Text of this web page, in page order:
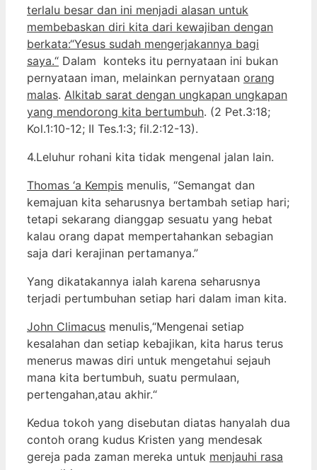
terlalu besar dan ini menjadi alasan untuk
membebaskan diri kita dari kewajiban dengan
berkata:“Yesus sudah mengerjakannya bagi
saya.“ Dalam konteks itu pernyataan ini bukan
pernyataan iman, melainkan pernyataan orang
malas. Alkitab sarat dengan ungkapan ungkapan
yang mendorong kita bertumbuh. (2 Pet.3:18;
Kol.1:10-12; II Tes.1:3; fil.2:12-13).
4.Leluhur rohani kita tidak mengenal jalan lain.
Thomas ‘a Kempis menulis, “Semangat dan
kemajuan kita seharusnya bertambah setiap hari;
tetapi sekarang dianggap sesuatu yang hebat
kalau orang dapat mempertahankan sebagian
saja dari kerajinan pertamanya.”
Yang dikatakannya ialah karena seharusnya
terjadi pertumbuhan setiap hari dalam iman kita.
John Climacus menulis,“Mengenai setiap
kesalahan dan setiap kebajikan, kita harus terus
menerus mawas diri untuk mengetahui sejauh
mana kita bertumbuh, suatu permulaan,
pertengahan,atau akhir.“
Kedua tokoh yang disebutan diatas hanyalah dua
contoh orang kudus Kristen yang mendesak
gereja pada zaman mereka untuk menjauhi rasa